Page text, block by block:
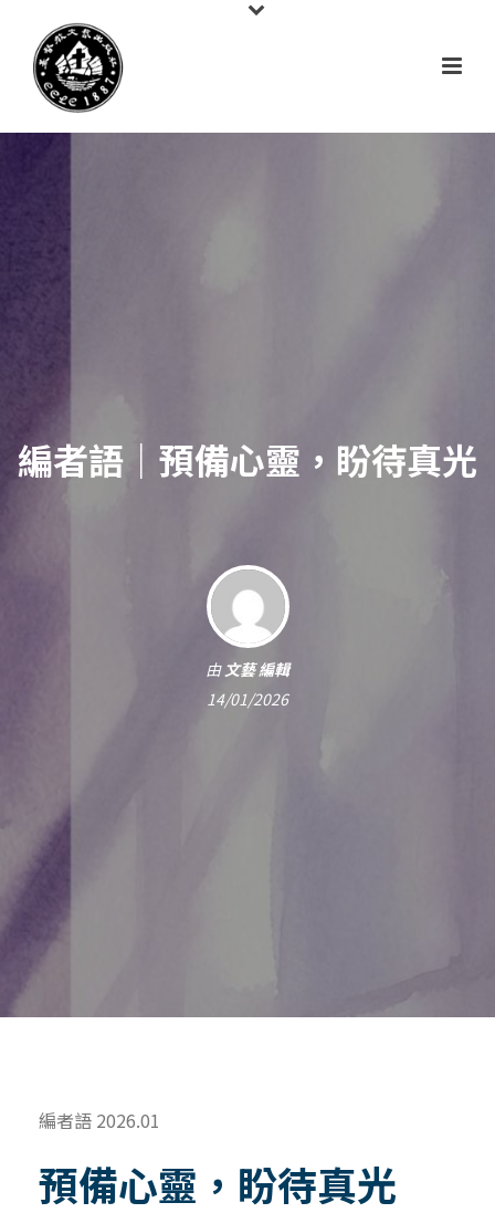
編者語｜預備心靈，盼待真光
由文藝 編輯
14/01/2026
編者語 2026.01
預備心靈，盼待真光